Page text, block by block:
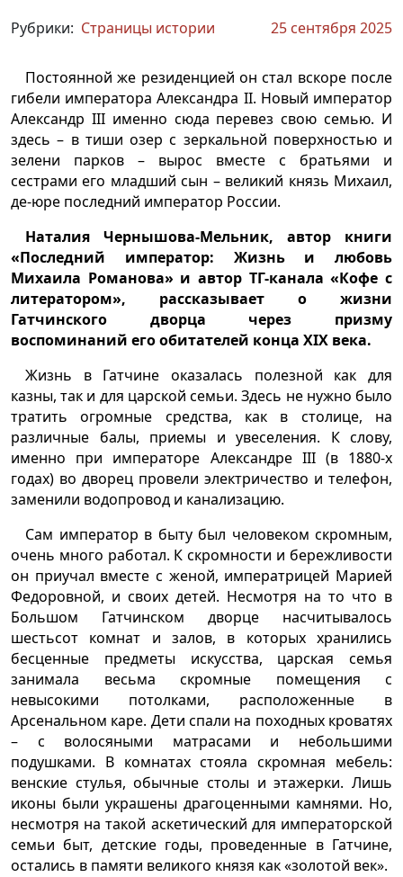
Рубрики: Страницы истории 25 сентября 2025
Постоянной же резиденцией он стал вскоре после
гибели императора Александра II. Новый император
Александр III именно сюда перевез свою семью. И
здесь – в тиши озер с зеркальной поверхностью и
зелени парков – вырос вместе с братьями и
сестрами его младший сын – великий князь Михаил,
де-юре последний император России.
Наталия Чернышова-Мельник, автор книги
«Последний император: Жизнь и любовь
Михаила Романова» и автор ТГ-канала «Кофе с
литератором», рассказывает о жизни
Гатчинского дворца через призму
воспоминаний его обитателей конца XIX века.
Жизнь в Гатчине оказалась полезной как для
казны, так и для царской семьи. Здесь не нужно было
тратить огромные средства, как в столице, на
различные балы, приемы и увеселения. К слову,
именно при императоре Александре III (в 1880-х
годах) во дворец провели электричество и телефон,
заменили водопровод и канализацию.
Сам император в быту был человеком скромным,
очень много работал. К скромности и бережливости
он приучал вместе с женой, императрицей Марией
Федоровной, и своих детей. Несмотря на то что в
Большом Гатчинском дворце насчитывалось
шестьсот комнат и залов, в которых хранились
бесценные предметы искусства, царская семья
занимала весьма скромные помещения с
невысокими потолками, расположенные в
Арсенальном каре. Дети спали на походных кроватях
– с волосяными матрасами и небольшими
подушками. В комнатах стояла скромная мебель:
венские стулья, обычные столы и этажерки. Лишь
иконы были украшены драгоценными камнями. Но,
несмотря на такой аскетический для императорской
семьи быт, детские годы, проведенные в Гатчине,
остались в памяти великого князя как «золотой век».